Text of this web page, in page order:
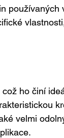
používaných
ho činí
velmi